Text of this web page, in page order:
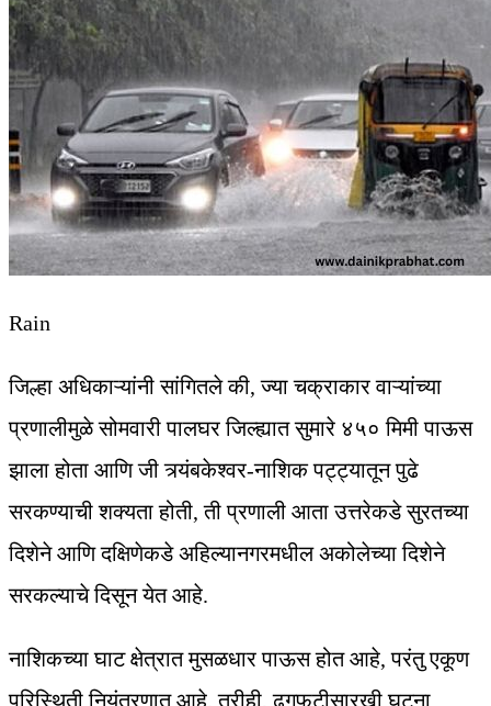
Rain
जिल्हा अधिकाऱ्यांनी सांगितले की, ज्या चक्राकार वाऱ्यांच्या
प्रणालीमुळे सोमवारी पालघर जिल्ह्यात सुमारे ४५० मिमी पाऊस
झाला होता आणि जी त्र्यंबकेश्वर-नाशिक पट्ट्यातून पुढे
सरकण्याची शक्यता होती, ती प्रणाली आता उत्तरेकडे सुरतच्या
दिशेने आणि दक्षिणेकडे अहिल्यानगरमधील अकोलेच्या दिशेने
सरकल्याचे दिसून येत आहे.
नाशिकच्या घाट क्षेत्रात मुसळधार पाऊस होत आहे, परंतु एकूण
परिस्थिती नियंत्रणात आहे. तरीही, ढगफुटीसारखी घटना